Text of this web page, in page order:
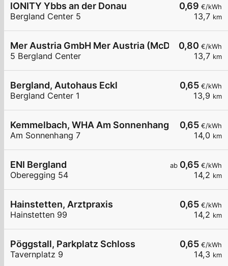
0,69 €/kWh
13,7 km
IONITY Ybbs an der Donau
Bergland Center 5
0,80 €/kWh
13,7 km
Mer Austria GmbH Mer Austria (McD) - Ybbs -
5 Bergland Center
0,65 €/kWh
13,9 km
Bergland, Autohaus Eckl
Bergland Center 1
0,65 €/kWh
14,0 km
Kemmelbach, WHA Am Sonnenhang
Am Sonnenhang 7
ab 0,65 €/kWh
14,2 km
ENI Bergland
Oberegging 54
0,65 €/kWh
14,2 km
Hainstetten, Arztpraxis
Hainstetten 99
0,65 €/kWh
14,3 km
Pöggstall, Parkplatz Schloss
Tavernplatz 9